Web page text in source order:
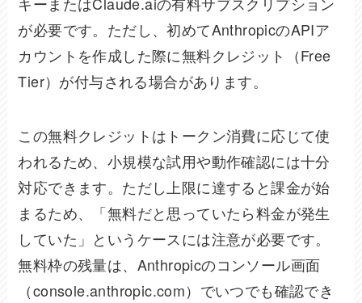
が必要です。ただし、初めてAnthropicのAPIア
カウントを作成した際に無料クレジット（Free
Tier）が付与される場合があります。
この無料クレジットはトークン消費に応じて使
われるため、小規模な試用や動作確認には十分
対応できます。ただし上限に達すると課金が始
まるため、「無料だと思っていたら料金が発生
していた」というケースには注意が必要です。
無料枠の残量は、Anthropicのコンソール画面
（console.anthropic.com）でいつでも確認でき